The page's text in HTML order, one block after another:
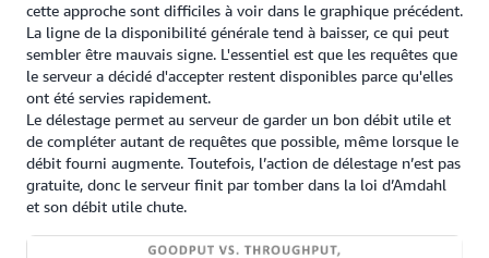
cette approche sont difficiles à voir dans le graphique précédent.
La ligne de la disponibilité générale tend à baisser, ce qui peut
sembler être mauvais signe. L'essentiel est que les requêtes que
le serveur a décidé d'accepter restent disponibles parce qu'elles
ont été servies rapidement.
Le délestage permet au serveur de garder un bon débit utile et
de compléter autant de requêtes que possible, même lorsque le
débit fourni augmente. Toutefois, l’action de délestage n’est pas
gratuite, donc le serveur finit par tomber dans la loi d’Amdahl
et son débit utile chute.